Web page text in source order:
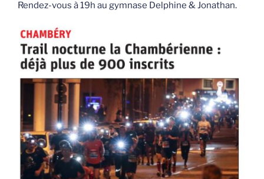
Rendez-vous à 19h au gymnase Delphine & Jonathan.